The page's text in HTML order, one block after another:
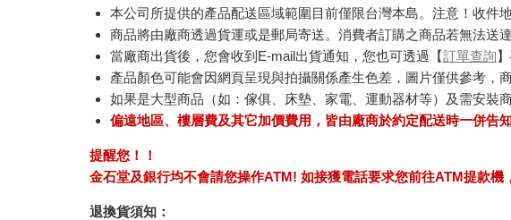
本公司所提供的產品配送區域範圍目前僅限台灣本島。注意！收件
商品將由廠商透過貨運或是郵局寄送。消費者訂購之商品若無法送
當廠商出貨後，您會收到E-mail出貨通知，您也可透過【訂單查詢
產品顏色可能會因網頁呈現與拍攝關係產生色差，圖片僅供參考，
如果是大型商品（如：傢俱、床墊、家電、運動器材等）及需安
偏遠地區、樓層費及其它加價費用，皆由廠商於約定配送時一併告
提醒您！！
金石堂及銀行均不會請您操作ATM! 如接獲電話要求您前往ATM提款機
退換貨須知：